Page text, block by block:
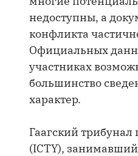
недоступны, а
конфликта
Официальных
участниках
большинство
характер.
Гаагский
(ICTY),